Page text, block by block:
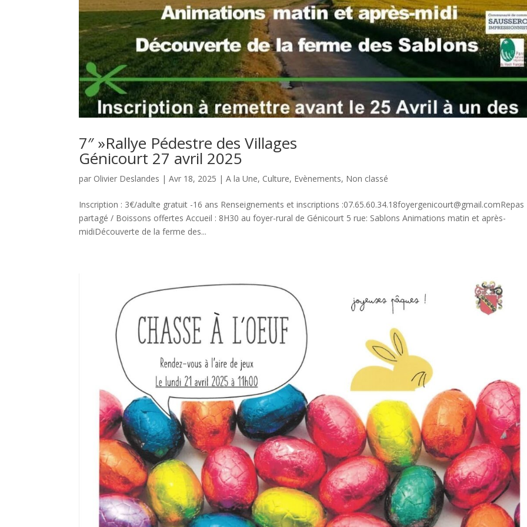
7″ »Rallye Pédestre des Villages
Génicourt 27 avril 2025
par Olivier Deslandes |Avr 18, 2025 |A la Une, Culture, Evènements, Non classé
Inscription : 3€/adulte gratuit -16 ans Renseignements et inscriptions :07.65.60.34.18foyergenicourt@gmail.comRepas
partagé / Boissons offertes Accueil : 8H30 au foyer-rural de Génicourt 5 rue: Sablons Animations matin et après-
midiDécouverte de la ferme des...